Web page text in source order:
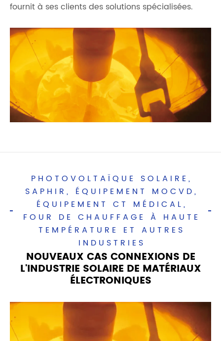
fournit à ses clients des solutions spécialisées.
PHOTOVOLTAÏQUE SOLAIRE,
SAPHIR, ÉQUIPEMENT MOCVD,
ÉQUIPEMENT CT MÉDICAL,
FOUR DE CHAUFFAGE À HAUTE
TEMPÉRATURE ET AUTRES
INDUSTRIES
NOUVEAUX CAS CONNEXIONS DE
L'INDUSTRIE SOLAIRE DE MATÉRIAUX
ÉLECTRONIQUES